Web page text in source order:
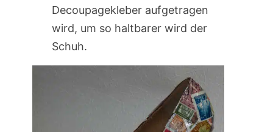
Decoupagekleber aufgetragen
wird, um so haltbarer wird der
Schuh.